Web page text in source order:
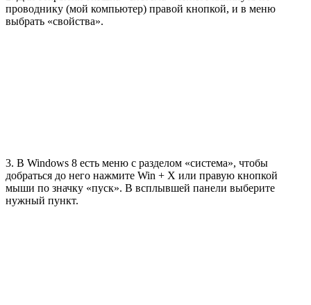
проводнику (мой компьютер) правой кнопкой, и в меню
выбрать «свойства».
3. В Windows 8 есть меню с разделом «система», чтобы
добраться до него нажмите Win + X или правую кнопкой
мыши по значку «пуск». В всплывшей панели выберите
нужный пункт.